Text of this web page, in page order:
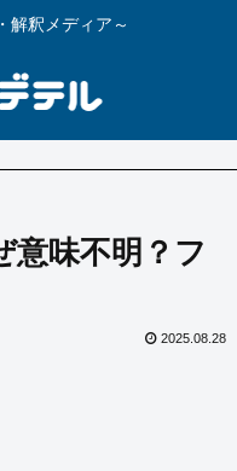
解釈メディア～
意味不明？フ
2025.08.28